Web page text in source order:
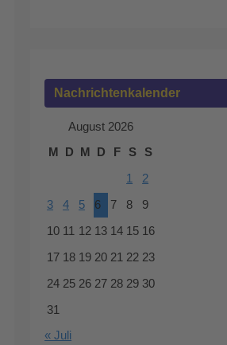
Nachrichtenkalender
August 2026
M
D M D F S S
1 2
3 4 5 6 7 8 9
10 11 12 13 14 15 16
17 18 19 20 21 22 23
24 25 26 27 28 29 30
31
« Juli